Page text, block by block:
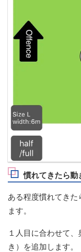
慣れてきたら動
ある程度慣れてき
ます。
１人目に合わせて
き）を追加します。